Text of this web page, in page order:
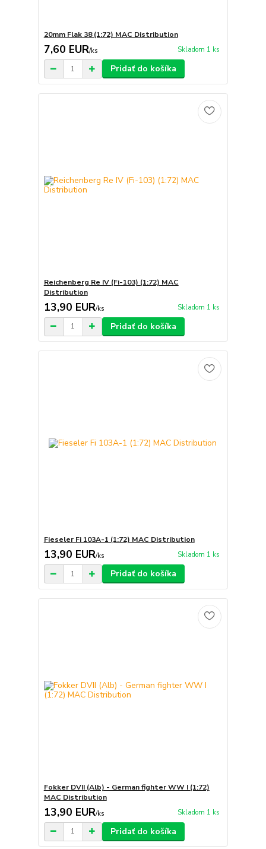
20mm Flak 38 (1:72) MAC Distribution
7,60 EUR/ks Skladom 1 ks
Pridať do košíka
Reichenberg Re IV (Fi-103) (1:72) MAC
Distribution
13,90 EUR/ks Skladom 1 ks
Pridať do košíka
Fieseler Fi 103A-1 (1:72) MAC Distribution
13,90 EUR/ks Skladom 1 ks
Pridať do košíka
Fokker DVII (Alb) - German fighter WW I (1:72)
MAC Distribution
13,90 EUR/ks Skladom 1 ks
Pridať do košíka